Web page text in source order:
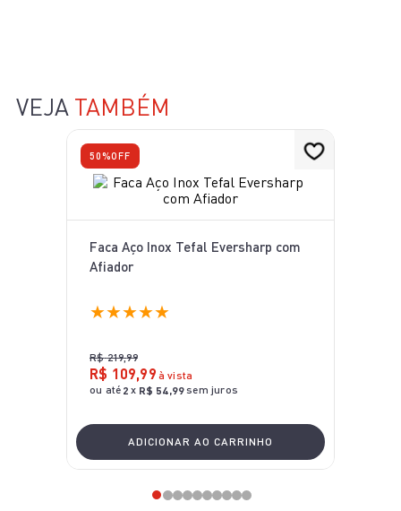
VEJA TAMBÉM
50%OFF
Faca Aço Inox Tefal Eversharp com
Afiador
★★★★★
R$ 219,99
R$ 109,99 à vista
ou até 2 x R$ 54,99sem juros
ADICIONAR AO CARRINHO